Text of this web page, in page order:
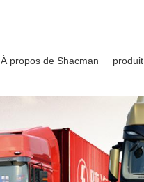
À propos de Shacman produit